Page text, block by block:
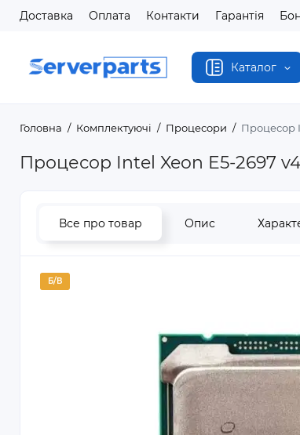
Доставка Оплата Контакти Гарантія
Каталог
Головна Комплектуючі Процесори Процесор
Процесор Intel Xeon E5-2697
Все про товар Опис
Б/В